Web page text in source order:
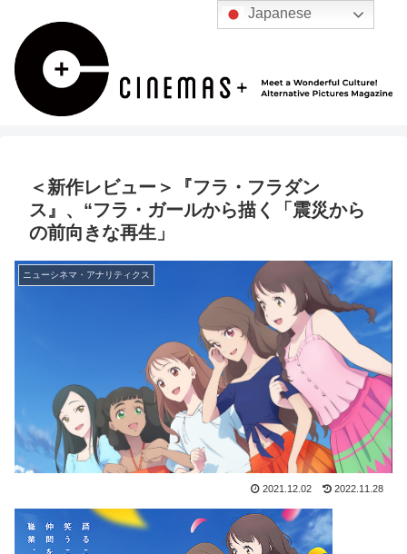
＜新作レビュー＞『フラ・フラダン
ス』、“フラ・ガールから描く「震災から
の前向きな再生」
ニューシネマ・アナリティクス
2021.12.02 2022.11.28
Japanese